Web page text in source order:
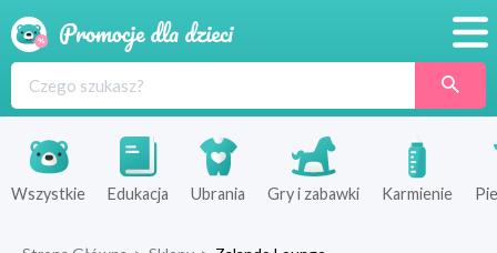
Produkty
Sklepy
Wszystkie Edukacja Ubrania Gry i zabawki Karmienie